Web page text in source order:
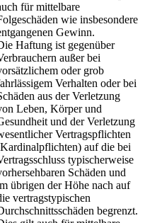
für mittelbare
wie insbesondere
Gewinn.
Haftung ist gegenüber
außer bei
oder grob
Verhalten oder bei
aus der Verletzung
Leben, Körper und
und der Verletzung
Vertragspflichten
auf die bei
typischerweise
Schäden und
übrigen der Höhe nach auf
vertragstypischen
begrenzt.